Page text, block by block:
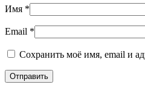
Имя *
Email *
Сохранить моё имя, email и